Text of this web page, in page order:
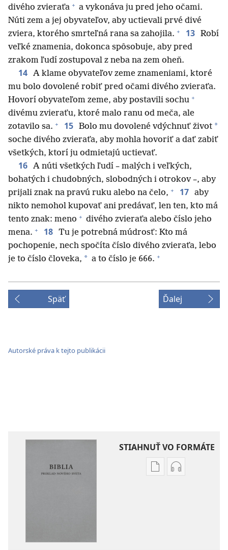
divého zvieraťa + a vykonáva ju pred jeho očami.
Núti zem a jej obyvateľov, aby uctievali prvé divé
zviera, ktorého smrteľná rana sa zahojila. + 13 Robí
veľké znamenia, dokonca spôsobuje, aby pred
zrakom ľudí zostupoval z neba na zem oheň.
14 A klame obyvateľov zeme znameniami, ktoré
mu bolo dovolené robiť pred očami divého zvieraťa.
Hovorí obyvateľom zeme, aby postavili sochu +
divému zvieraťu, ktoré malo ranu od meča, ale
zotavilo sa. + 15 Bolo mu dovolené vdýchnuť život *
soche divého zvieraťa, aby mohla hovoriť a dať zabiť
všetkých, ktorí ju odmietajú uctievať.
16 A núti všetkých ľudí – malých i veľkých,
bohatých i chudobných, slobodných i otrokov –, aby
prijali znak na pravú ruku alebo na čelo, + 17 aby
nikto nemohol kupovať ani predávať, len ten, kto má
tento znak: meno + divého zvieraťa alebo číslo jeho
mena. + 18 Tu je potrebná múdrosť: Kto má
pochopenie, nech spočíta číslo divého zvieraťa, lebo
je to číslo človeka, * a to číslo je 666. +
Späť Ďalej
Autorské práva k tejto publikácii
STIAHNUŤ VO FORMÁTE
MožnostiMožnosti